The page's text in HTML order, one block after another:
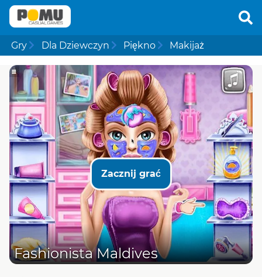
Gry Dla Dziewczyn Piękno Makijaż
Zacznij grać
Fashionista Maldives